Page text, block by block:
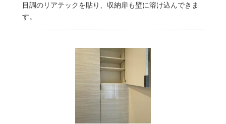
目調のリアテックを貼り、収納扉も壁に溶け込んできま
す。